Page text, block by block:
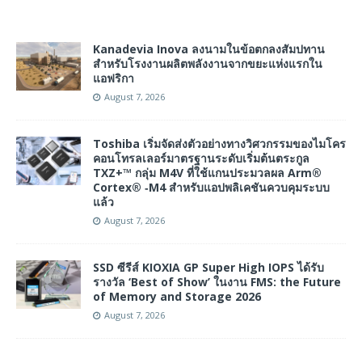
Kanadevia Inova ลงนามในข้อตกลงสัมปทาน
สำหรับโรงงานผลิตพลังงานจากขยะแห่งแรกใน
แอฟริกา
August 7, 2026
Toshiba เริ่มจัดส่งตัวอย่างทางวิศวกรรมของไมโคร
คอนโทรลเลอร์มาตรฐานระดับเริ่มต้นตระกูล
TXZ+™ กลุ่ม M4V ที่ใช้แกนประมวลผล Arm®
Cortex® ‑M4 สำหรับแอปพลิเคชันควบคุมระบบ
แล้ว
August 7, 2026
SSD ซีรีส์ KIOXIA GP Super High IOPS ได้รับ
รางวัล ‘Best of Show’ ในงาน FMS: the Future
of Memory and Storage 2026
August 7, 2026